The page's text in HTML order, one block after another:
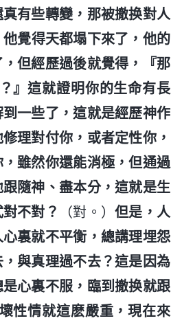
有些轉變，那被撤换對人
覺得天都塌下來了，他的
但經歷過後就覺得，『那
』這就證明你的生命有長
一些了，這就是經歷神作
理對付你，或者定性你，
雖然你還能消極，但通過
隨神、盡本分，這就是生
不對？
（對。）但是，人
裏就不平衡，總講理埋怨
與真理過不去？這是因為
心裏不服，臨到撤换就跟
性情就這麽嚴重，現在來